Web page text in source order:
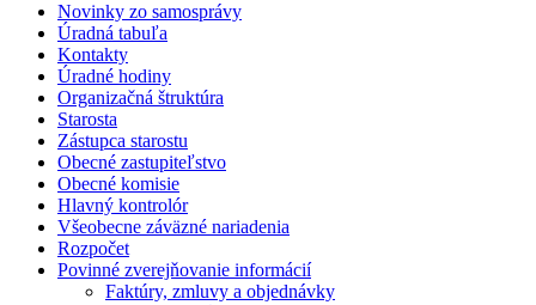
Novinky zo samosprávy
Úradná tabuľa
Kontakty
Úradné hodiny
Organizačná štruktúra
Starosta
Zástupca starostu
Obecné zastupiteľstvo
Obecné komisie
Hlavný kontrolór
Všeobecne záväzné nariadenia
Rozpočet
Povinné zverejňovanie informácií
Faktúry, zmluvy a objednávky